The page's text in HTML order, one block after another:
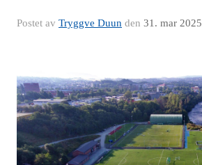
Postet av Tryggve Duun den 31. mar 2025